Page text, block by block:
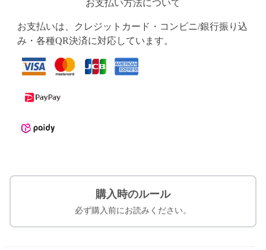
お支払い方法について
お支払いは、クレジットカード・コンビニ/銀行振り込
み・各種QR決済に対応しています。
購入時のルール
必ず購入前にお読みください。